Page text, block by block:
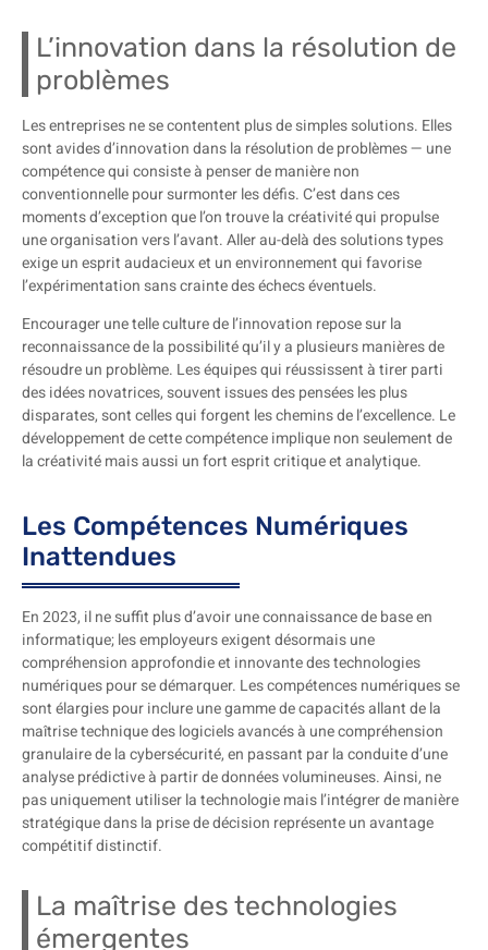
L’innovation dans la résolution de
problèmes
Les entreprises ne se contentent plus de simples solutions. Elles
sont avides d’innovation dans la résolution de problèmes — une
compétence qui consiste à penser de manière non
conventionnelle pour surmonter les défis. C’est dans ces
moments d’exception que l’on trouve la créativité qui propulse
une organisation vers l’avant. Aller au-delà des solutions types
exige un esprit audacieux et un environnement qui favorise
l’expérimentation sans crainte des échecs éventuels.
Encourager une telle culture de l’innovation repose sur la
reconnaissance de la possibilité qu’il y a plusieurs manières de
résoudre un problème. Les équipes qui réussissent à tirer parti
des idées novatrices, souvent issues des pensées les plus
disparates, sont celles qui forgent les chemins de l’excellence. Le
développement de cette compétence implique non seulement de
la créativité mais aussi un fort esprit critique et analytique.
Les Compétences Numériques
Inattendues
En 2023, il ne suffit plus d’avoir une connaissance de base en
informatique; les employeurs exigent désormais une
compréhension approfondie et innovante des technologies
numériques pour se démarquer. Les compétences numériques se
sont élargies pour inclure une gamme de capacités allant de la
maîtrise technique des logiciels avancés à une compréhension
granulaire de la cybersécurité, en passant par la conduite d’une
analyse prédictive à partir de données volumineuses. Ainsi, ne
pas uniquement utiliser la technologie mais l’intégrer de manière
stratégique dans la prise de décision représente un avantage
compétitif distinctif.
La maîtrise des technologies
émergentes